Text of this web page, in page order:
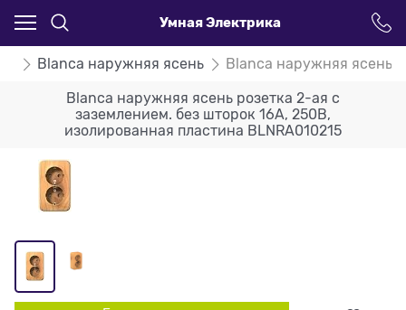
Умная Электрика
Blanca наружняя ясень Blanca наружняя ясень
Blanca наружняя ясень розетка 2-ая с
заземлением. без шторок 16А, 250В,
изолированная пластина BLNRA010215